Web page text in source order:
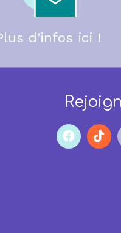
d’infos ici !